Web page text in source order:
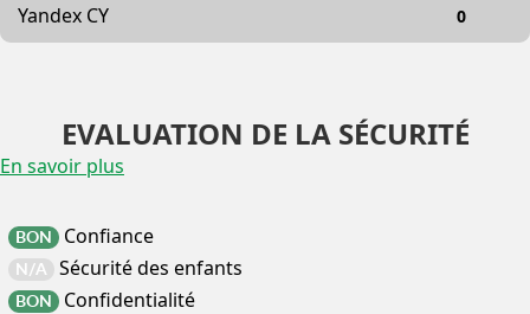
Yandex CY
0
EVALUATION DE LA SÉCURITÉ
En savoir plus
BON Confiance
N/A Sécurité des enfants
BON Confidentialité